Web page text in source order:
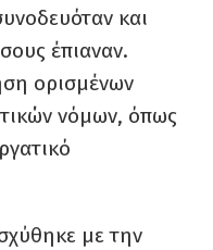
και
έπιαναν.
ορισμένων
νόμων, όπως
με την